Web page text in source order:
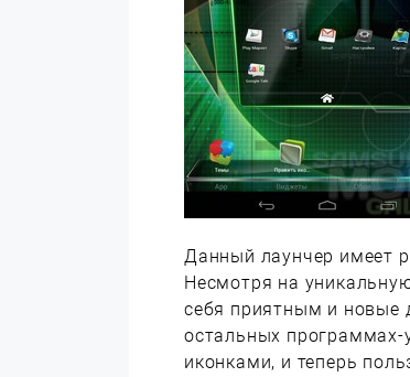
Данный лаунчер имеет
Несмотря на
себя приятным и новые
остальных
иконками, и теперь